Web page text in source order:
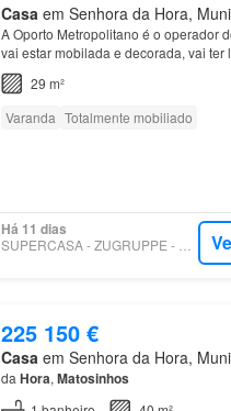
Casaem Senhora da Hora,
A Oporto Metropolitano é o operador
vai estar mobilada e decorada, vai
floreiras…
29 m²
Varanda Totalmente mobiliado
Há 11 dias
225 150 €
Casaem Senhora da Hora,
da Hora, Matosinhos